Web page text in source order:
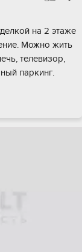
на 2 этаже
Можно жить
телевизор,
паркинг.